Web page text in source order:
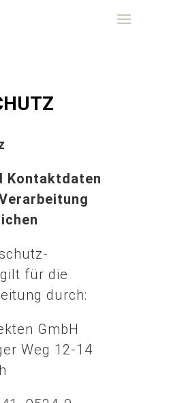
Kontaktdaten
für die
durch:
GmbH
Weg 12-14